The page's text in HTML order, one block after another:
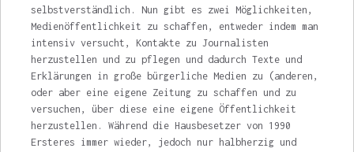
selbstverständlich. Nun gibt es zwei Möglichkeiten,
Medienöffentlichkeit zu schaffen, entweder indem man
intensiv ver­sucht, Kontakte zu Journalisten
herzustellen und zu pflegen und dadurch Texte und
Erklä­rungen in große bürgerliche Medien zu (ande­ren,
oder aber eine eigene Zeitung zu schaffen und zu
versuchen, über diese eine eigene Öf­fentlichkeit
herzustellen. Während die Hausbesetzer von 1990
Ersteres immer wieder, jedoch nur halbherzig und